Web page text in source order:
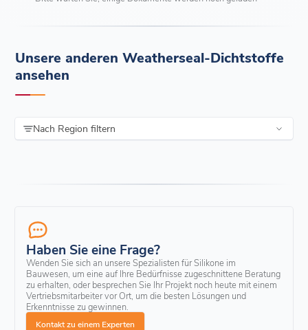
Unsere anderen Weatherseal-Dichtstoffe
ansehen
Nach Region filtern
Haben Sie eine Frage?
Wenden Sie sich an unsere Spezialisten für Silikone im
Bauwesen, um eine auf Ihre Bedürfnisse zugeschnittene Beratung
zu erhalten, oder besprechen Sie Ihr Projekt noch heute mit einem
Vertriebsmitarbeiter vor Ort, um die besten Lösungen und
Erkenntnisse zu gewinnen.
Kontakt zu einem Experten